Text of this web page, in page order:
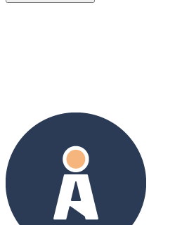
Prendre contact